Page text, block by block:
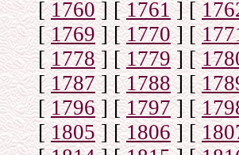
[1760] [1761] [
[1769] [1770] [
[1778] [1779] [
[1787] [1788] [
[1796] [1797] [
[1805] [1806] [